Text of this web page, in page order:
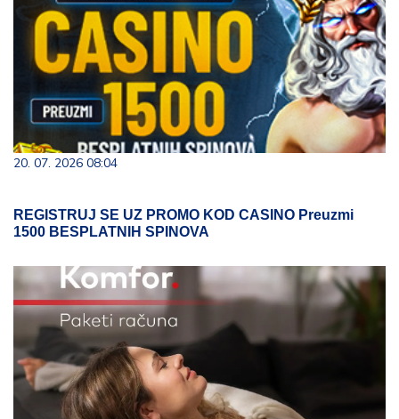
20. 07. 2026 08:04
REGISTRUJ SE UZ PROMO KOD CASINO Preuzmi
1500 BESPLATNIH SPINOVA